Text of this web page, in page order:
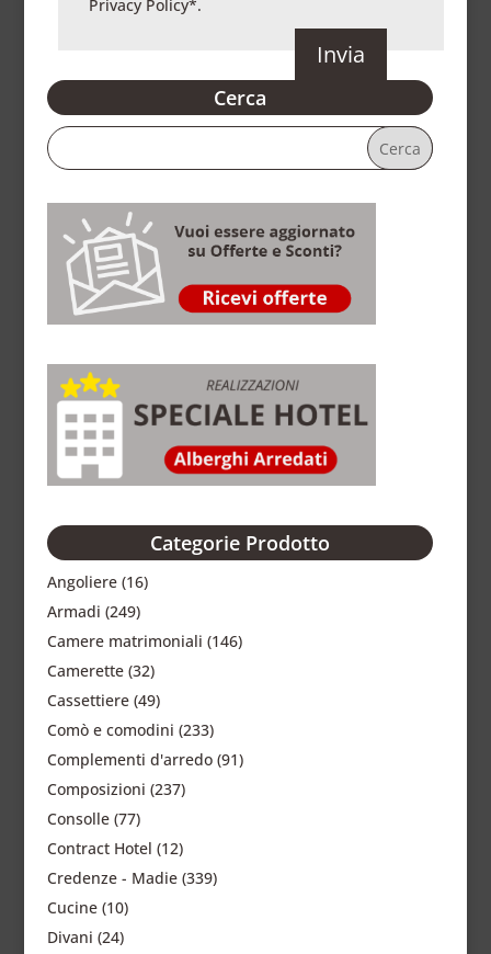
Privacy Policy*.
Cerca
Categorie Prodotto
Angoliere (16)
Armadi (249)
Camere matrimoniali (146)
Camerette (32)
Cassettiere (49)
Comò e comodini (233)
Complementi d'arredo (91)
Composizioni (237)
Consolle (77)
Contract Hotel (12)
Credenze - Madie (339)
Cucine (10)
Divani (24)